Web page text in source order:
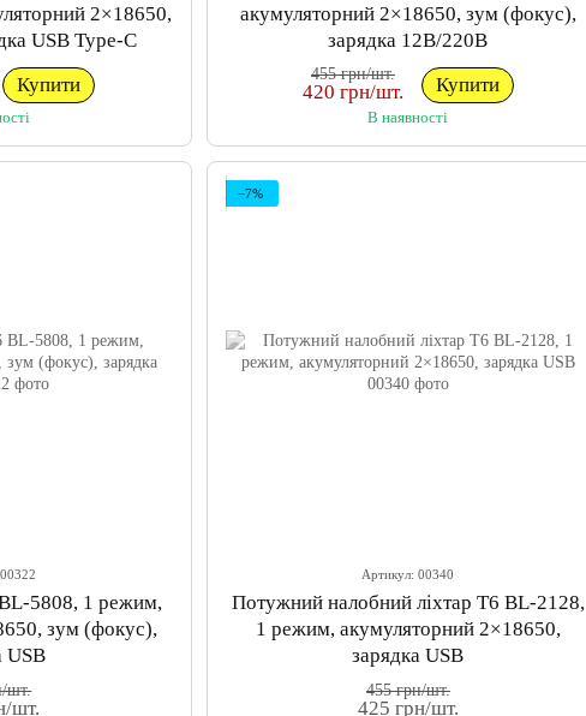
2×18650,
USB Type-C
Купити
акумуляторний 2×18650, зум (фокус),
зарядка 12В/220В
455 грн/шт.
420 грн/шт. Купити
В наявності
5808, 1 режим,
зум (фокус),
USB
шт.
шт.
−7%
Артикул: 00340
Потужний налобний ліхтар T6 BL-2128,
1 режим, акумуляторний 2×18650,
зарядка USB
455 грн/шт.
425 грн/шт.